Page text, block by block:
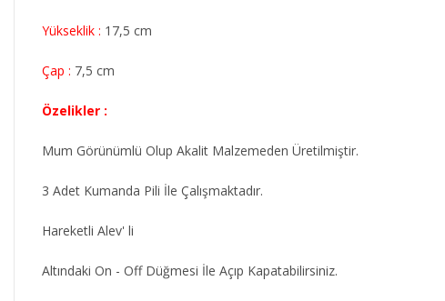
Yükseklik : 17,5 cm
Çap : 7,5 cm
Özelikler :
Mum Görünümlü Olup Akalit Malzemeden Üretilmiştir.
3 Adet Kumanda Pili İle Çalışmaktadır.
Hareketli Alev' li
Altındaki On - Off Düğmesi İle Açıp Kapatabilirsiniz.